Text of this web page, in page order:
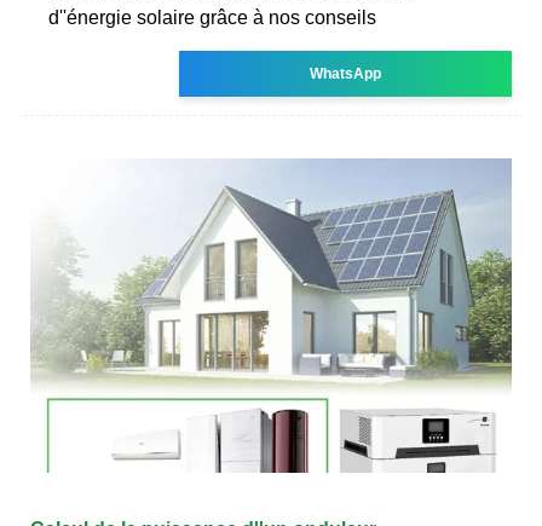
d''énergie solaire grâce à nos conseils
WhatsApp